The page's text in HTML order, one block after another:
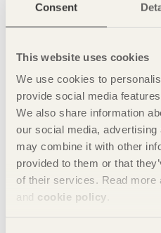
Consent
This website uses cookies
We use cookies to
provide social media
We also share information
our social media,
may combine it with other
provided to them or that
of their services. Read more
and cookie policy
Dela denna sida: